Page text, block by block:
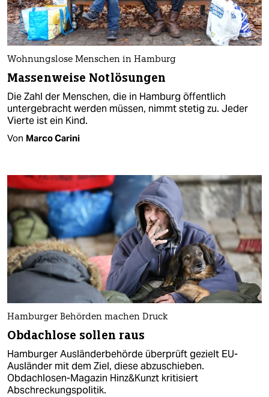
Wohnungslose Menschen in Hamburg
Massenweise Notlösungen
Die Zahl der Menschen, die in Hamburg öffentlich
untergebracht werden müssen, nimmt stetig zu. Jeder
Vierte ist ein Kind.
Von Marco Carini
Hamburger Behörden machen Druck
Obdachlose sollen raus
Hamburger Ausländerbehörde überprüft gezielt EU-
Ausländer mit dem Ziel, diese abzuschieben.
Obdachlosen-Magazin Hinz&Kunzt kritisiert
Abschreckungspolitik.